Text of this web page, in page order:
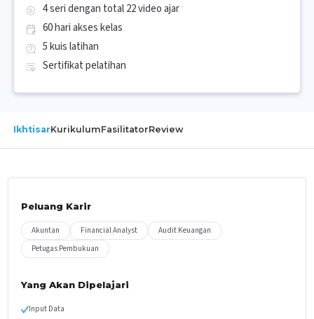
4 seri dengan total 22 video ajar
60 hari akses kelas
5 kuis latihan
Sertifikat pelatihan
IkhtisarKurikulumFasilitatorReview
Peluang Karir
Akuntan Financial Analyst
Audit Keuangan
Petugas Pembukuan
Yang Akan Dipelajari
Input Data